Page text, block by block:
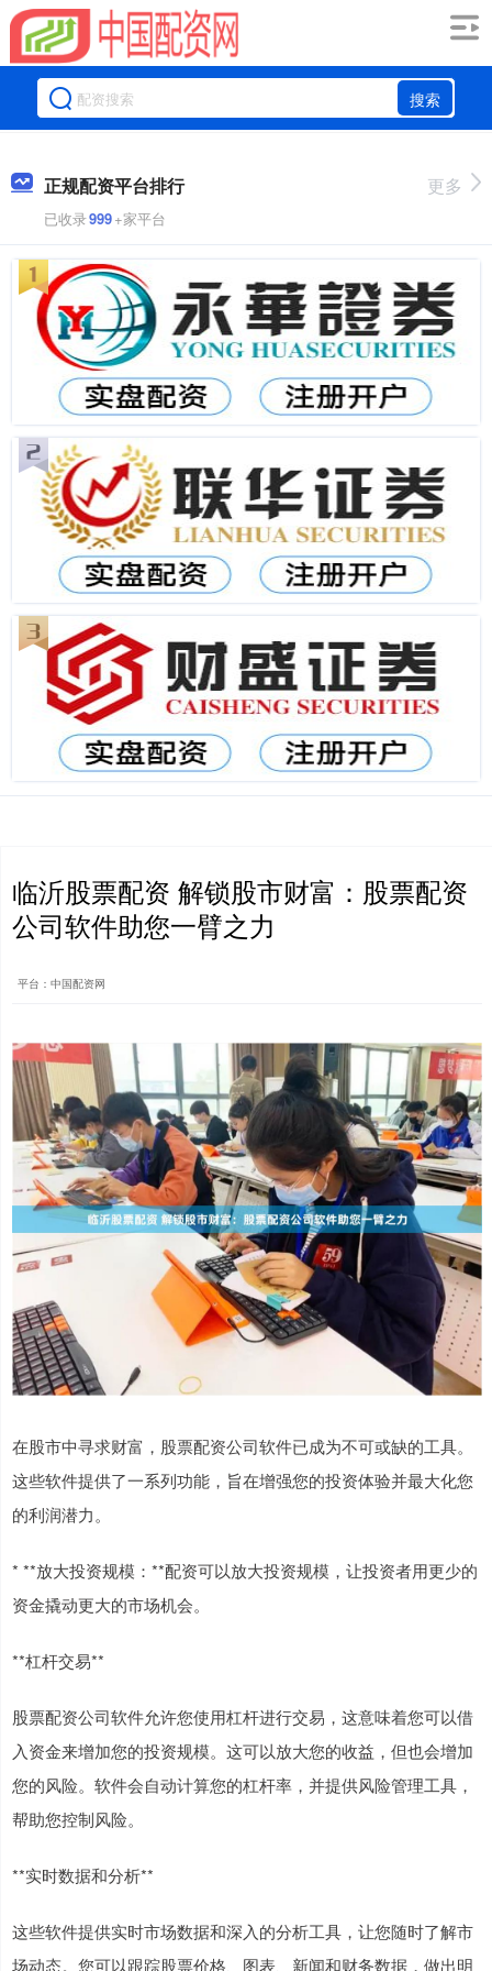
搜索
正规配资平台排行
已收录999+家平台
更多
临沂股票配资 解锁股市财富：股票配资
公司软件助您一臂之力
平台：中国配资网
在股市中寻求财富，股票配资公司软件已成为不可或缺的工具。
这些软件提供了一系列功能，旨在增强您的投资体验并最大化您
的利润潜力。
* **放大投资规模：**配资可以放大投资规模，让投资者用更少的
资金撬动更大的市场机会。
**杠杆交易**
股票配资公司软件允许您使用杠杆进行交易，这意味着您可以借
入资金来增加您的投资规模。这可以放大您的收益，但也会增加
您的风险。软件会自动计算您的杠杆率，并提供风险管理工具，
帮助您控制风险。
**实时数据和分析**
这些软件提供实时市场数据和深入的分析工具，让您随时了解市
场动态。您可以跟踪股票价格、图表、新闻和财务数据，做出明